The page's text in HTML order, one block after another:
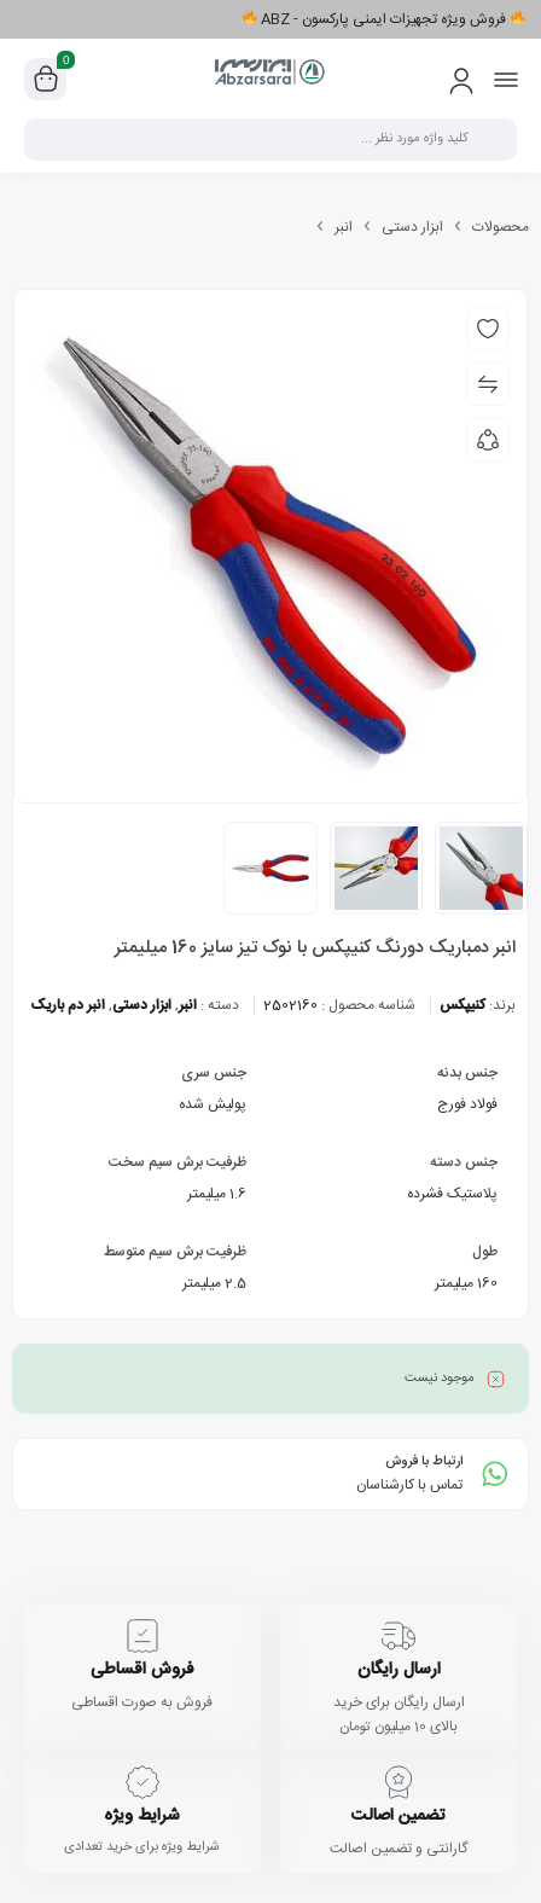
فروش ویژه تجهیزات ایمنی پارکسون - ABZ
0
محصولات ابزار دستی انبر
انبر دمباریک دورنگ کنیپکس با نوک تیز سایز 160 میلیمتر
برند:کنیپکس شناسه محصول : 2502160 دسته : انبر,ابزار دستی,انبر دم باریک
جنس بدنه
فولاد فورج
جنس سری
پولیش شده
جنس دسته
پلاستیک فشرده
ظرفیت برش سیم سخت
1.6 میلیمتر
طول
160 میلیمتر
ظرفیت برش سیم متوسط
2.5 میلیمتر
موجود نیست
ارتباط با فروش
تماس با کارشناسان
ارسال رایگان
ارسال رایگان برای خرید
بالای 10 میلیون تومان
فروش اقساطی
فروش به صورت اقساطی
تضمین اصالت
گارانتی و تضمین اصالت
شرایط ویژه
شرایط ویژه برای خرید تعدادی